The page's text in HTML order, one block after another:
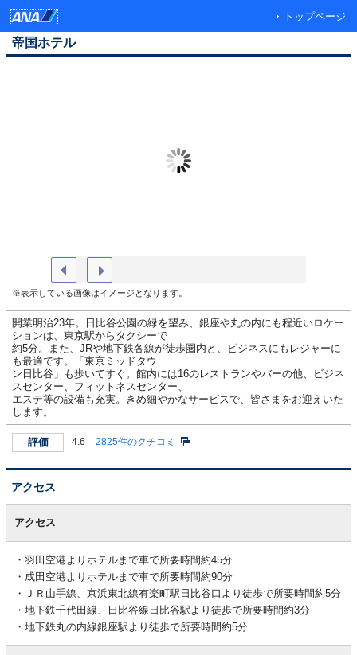
トップページ
帝国ホテル
※表示している画像はイメージとなります。
開業明治23年。日比谷公園の緑を望み、銀座や丸の内にも程近いロケー
ションは、東京駅からタクシーで
約5分。また、JRや地下鉄各線が徒歩圏内と、ビジネスにもレジャーに
も最適です。「東京ミッドタウ
ン日比谷」も歩いてすぐ。館内には16のレストランやバーの他、ビジネ
スセンター、フィットネスセンター、
エステ等の設備も充実。きめ細やかなサービスで、皆さまをお迎えいた
します。
評価 4.6 2825件のクチコミ
アクセス
アクセス
羽田空港よりホテルまで車で所要時間約45分
成田空港よりホテルまで車で所要時間約90分
ＪＲ山手線、京浜東北線有楽町駅日比谷口より徒歩で所要時間約5分
地下鉄千代田線、日比谷線日比谷駅より徒歩で所要時間約3分
地下鉄丸の内線銀座駅より徒歩で所要時間約5分